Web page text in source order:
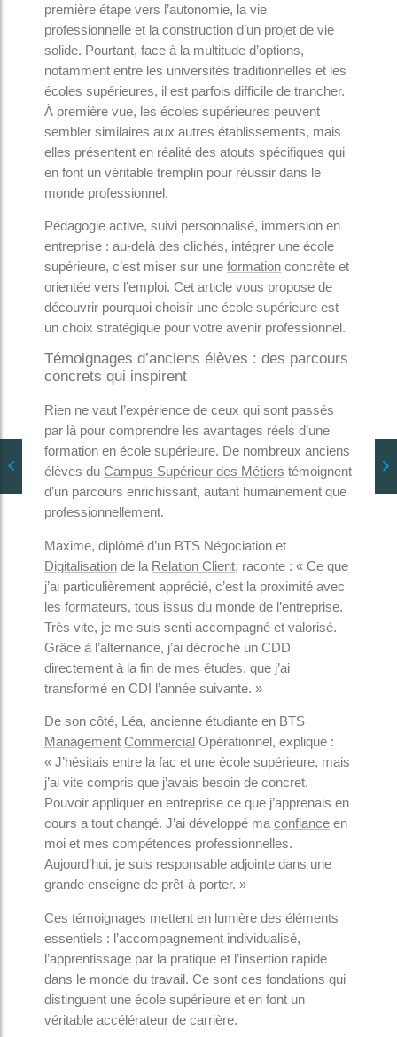
première étape vers l’autonomie, la vie
professionnelle et la construction d’un projet de vie
solide. Pourtant, face à la multitude d’options,
notamment entre les universités traditionnelles et les
écoles supérieures, il est parfois difficile de trancher.
À première vue, les écoles supérieures peuvent
sembler similaires aux autres établissements, mais
elles présentent en réalité des atouts spécifiques qui
en font un véritable tremplin pour réussir dans le
monde professionnel.
Pédagogie active, suivi personnalisé, immersion en
entreprise : au-delà des clichés, intégrer une école
supérieure, c’est miser sur une formation concrète et
orientée vers l’emploi. Cet article vous propose de
découvrir pourquoi choisir une école supérieure est
un choix stratégique pour votre avenir professionnel.
Témoignages d’anciens élèves : des parcours
concrets qui inspirent
Rien ne vaut l’expérience de ceux qui sont passés
par là pour comprendre les avantages réels d’une
formation en école supérieure. De nombreux anciens
élèves du Campus Supérieur des Métiers témoignent
d’un parcours enrichissant, autant humainement que
professionnellement.
Maxime, diplômé d’un BTS Négociation et
Digitalisation de la Relation Client, raconte : « Ce que
j’ai particulièrement apprécié, c’est la proximité avec
les formateurs, tous issus du monde de l’entreprise.
Très vite, je me suis senti accompagné et valorisé.
Grâce à l’alternance, j’ai décroché un CDD
directement à la fin de mes études, que j’ai
transformé en CDI l’année suivante. »
De son côté, Léa, ancienne étudiante en BTS
Management Commercial Opérationnel, explique :
« J’hésitais entre la fac et une école supérieure, mais
j’ai vite compris que j’avais besoin de concret.
Pouvoir appliquer en entreprise ce que j’apprenais en
cours a tout changé. J’ai développé ma confiance en
moi et mes compétences professionnelles.
Aujourd’hui, je suis responsable adjointe dans une
grande enseigne de prêt-à-porter. »
Ces témoignages mettent en lumière des éléments
essentiels : l’accompagnement individualisé,
l’apprentissage par la pratique et l’insertion rapide
dans le monde du travail. Ce sont ces fondations qui
distinguent une école supérieure et en font un
véritable accélérateur de carrière.